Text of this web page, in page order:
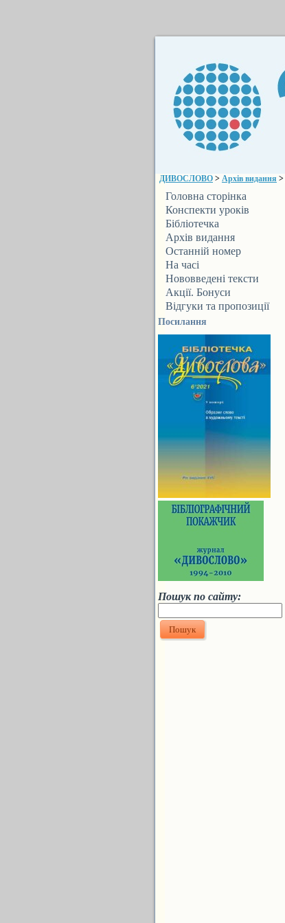
ДИВОСЛОВО > Архів видання >
Головна сторінка
Конспекти уроків
Бібліотечка
ДИВОСЛОВА
Архів видання
Останній номер
На часі
Нововведені тексти
Акції. Бонуси
Відгуки та пропозиції
Посилання
Пошук по сайту: